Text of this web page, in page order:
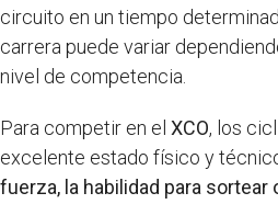
circuito en un tiempo
carrera puede variar
nivel de competencia.
Para competir en el XCO, los
excelente estado físico y
fuerza, la habilidad para sortear